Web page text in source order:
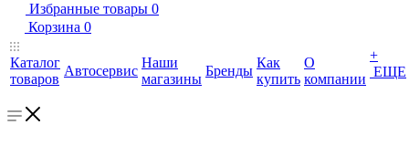
Избранные товары 0
Корзина 0
Каталог
товаров
Автосервис
Наши
магазины
Бренды
Как
купить
О
компании
+
ЕЩЕ